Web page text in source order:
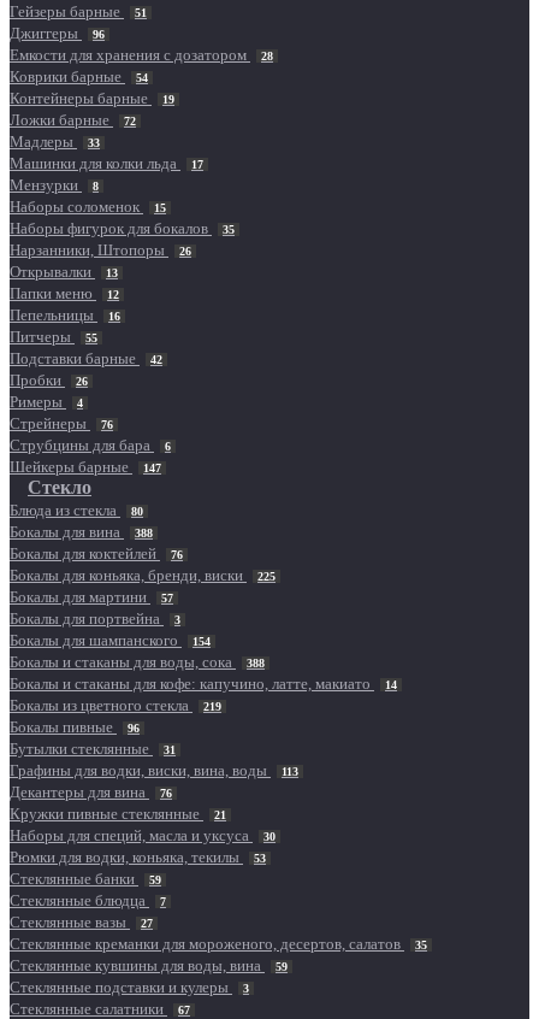
Гейзеры барные 51
Джиггеры 96
Емкости для хранения с дозатором 28
Коврики барные 54
Контейнеры барные 19
Ложки барные 72
Мадлеры 33
Машинки для колки льда 17
Мензурки 8
Наборы соломенок 15
Наборы фигурок для бокалов 35
Нарзанники, Штопоры 26
Открывалки 13
Папки меню 12
Пепельницы 16
Питчеры 55
Подставки барные 42
Пробки 26
Римеры 4
Стрейнеры 76
Струбцины для бара 6
Шейкеры барные 147
Стекло
Блюда из стекла 80
Бокалы для вина 388
Бокалы для коктейлей 76
Бокалы для коньяка, бренди, виски 225
Бокалы для мартини 57
Бокалы для портвейна 3
Бокалы для шампанского 154
Бокалы и стаканы для воды, сока 388
Бокалы и стаканы для кофе: капучино, латте, макиато 14
Бокалы из цветного стекла 219
Бокалы пивные 96
Бутылки стеклянные 31
Графины для водки, виски, вина, воды 113
Декантеры для вина 76
Кружки пивные стеклянные 21
Наборы для специй, масла и уксуса 30
Рюмки для водки, коньяка, текилы 53
Стеклянные банки 59
Стеклянные блюдца 7
Стеклянные вазы 27
Стеклянные креманки для мороженого, десертов, салатов 35
Стеклянные кувшины для воды, вина 59
Стеклянные подставки и кулеры 3
Стеклянные салатники 67